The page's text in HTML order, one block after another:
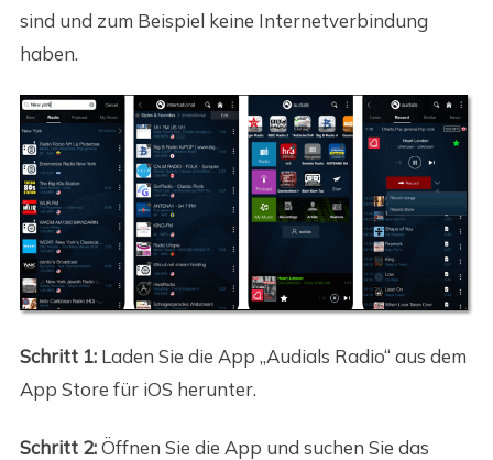
sind und zum Beispiel keine Internetverbindung
haben.
Schritt 1:Laden Sie die App „Audials Radio“ aus dem
App Store für iOS herunter.
Schritt 2:Öffnen Sie die App und suchen Sie das